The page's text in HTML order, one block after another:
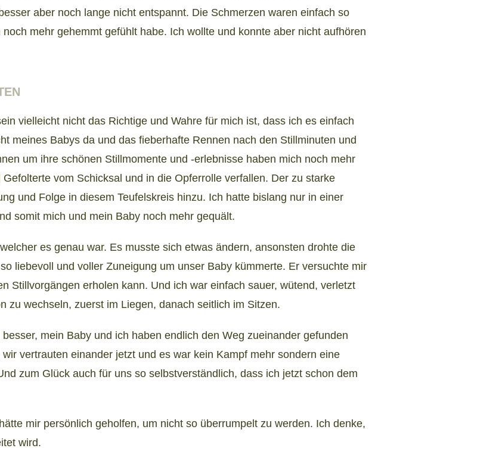
aber noch lange nicht entspannt. Die Schmerzen waren einfach so
mehr gehemmt gefühlt habe. Ich wollte und konnte aber nicht aufhören
vielleicht nicht das Richtige und Wahre für mich ist, dass ich es einfach
meines Babys da und das fieberhafte Rennen nach den Stillminuten und
um ihre schönen Stillmomente und -erlebnisse haben mich noch mehr
vom Schicksal und in die Opferrolle verfallen. Der zu starke
und Folge in diesem Teufelskreis hinzu. Ich hatte bislang nur in einer
somit mich und mein Baby noch mehr gequält.
es genau war. Es musste sich etwas ändern, ansonsten drohte die
liebevoll und voller Zuneigung um unser Baby kümmerte. Er versuchte mir
Stillvorgängen erholen kann. Und ich war einfach sauer, wütend, verletzt
zu wechseln, zuerst im Liegen, danach seitlich im Sitzen.
mein Baby und ich haben endlich den Weg zueinander gefunden
vertrauten einander jetzt und es war kein Kampf mehr sondern eine
zum Glück auch für uns so selbstverständlich, dass ich jetzt schon dem
mir persönlich geholfen, um nicht so überrumpelt zu werden. Ich denke,
wird.